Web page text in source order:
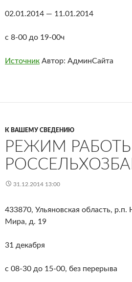
02.01.2014 — 11.01.2014
с 8-00 до 19-00ч
Источник Автор: АдминСайта
К ВАШЕМУ СВЕДЕНИЮ
РЕЖИМ РАБОТЫ
31.12.2014 13:00
433870, Ульяновская область, р.п.
Мира, д. 19
31 декабря
с 08-30 до 15-00, без перерыва